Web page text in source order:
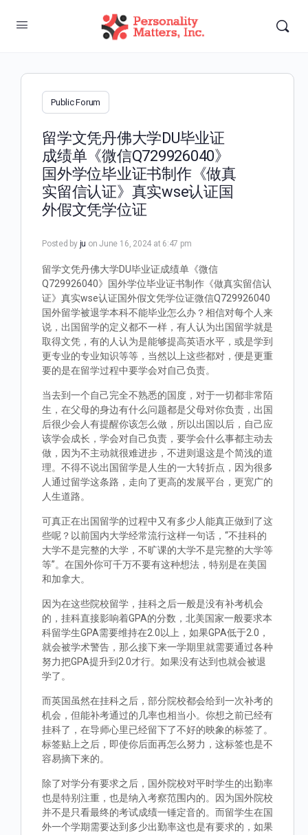
Public Forum
留学文凭丹佛大学DU毕业证
成绩单《微信Q729926040》
国外学位毕业证书制作《做真
实留信认证》真实wse认证国
外假文凭学位证
Posted by ju on June 16, 2024 at 6:47 pm
留学文凭丹佛大学DU毕业证成绩单《微信
Q729926040》国外学位毕业证书制作《做真实留信认
证》真实wse认证国外假文凭学位证微信Q729926040
国外留学被退学本科不能毕业怎么办？相信对每个人来
说，出国留学的定义都不一样，有人认为出国留学就是
取得文凭，有的人认为是能够提高英语水平，或是学到
更专业的专业知识等等，当然以上这些都对，便是更重
要的是在留学过程中要学会对自己负责。
当去到一个自己完全不熟悉的国度，对于一切都非常陌
生，在父母的身边有什么问题都是父母对你负责，出国
后很少会人有提醒你该怎么做，所以出国以后，自己应
该学会成长，学会对自己负责，要学会什么事都主动去
做，因为不主动就很难进步，不进则退这是个简浅的道
理。不得不说出国留学是人生的一大转折点，因为很多
人通过留学这条路，走向了更高的发展平台，更宽广的
人生道路。
可真正在出国留学的过程中又有多少人能真正做到了这
些呢？以前国内大学经常流行这样一句话，“不挂科的
大学不是完整的大学，不旷课的大学不是完整的大学等
等”。在国外你可千万不要有这种想法，特别是在美国
和加拿大。
因为在这些院校留学，挂科之后一般是没有补考机会
的，挂科直接影响着GPA的分数，北美国家一般要求本
科留学生GPA需要维持在2.0以上，如果GPA低于2.0，
就会被学术警告，那么接下来一学期里就需要通过各种
努力把GPA提升到2.0才行。如果没有达到也就会被退
学了。
而英国虽然在挂科之后，部分院校都会给到一次补考的
机会，但能补考通过的几率也相当小。你想之前已经有
挂科了，在导师心里已经留下了不好的映象的标签了。
标签贴上之后，即使你后面再怎么努力，这标签也是不
容易摘下来的。
除了对学分有要求之后，国外院校对平时学生的出勤率
也是特别注重，也是纳入考察范围内的。因为国外院校
并不是只看最终的考试成绩一锤定音的。而留学生在国
外一个学期需要达到多少出勤率这也是有要求的，如果